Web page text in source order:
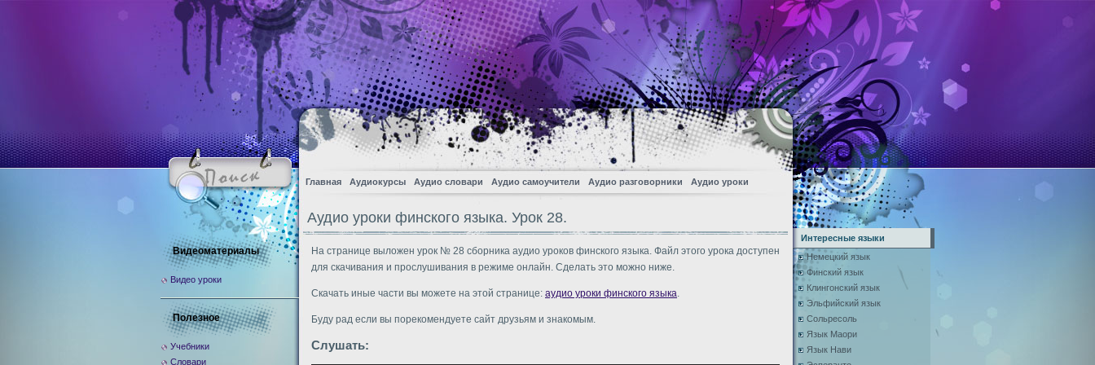
Главная Аудиокурсы Аудио словари Аудио самоучители Аудио разговорники Аудио уроки
Аудио уроки финского языка. Урок 28.
На странице выложен урок № 28 сборника аудио уроков финского языка. Файл этого урока доступен
для скачивания и прослушивания в режиме онлайн. Сделать это можно ниже.
Скачать иные части вы можете на этой странице: аудио уроки финского языка.
Буду рад если вы порекомендуете сайт друзьям и знакомым.
Слушать:
Видеоматериалы
Видео уроки
Полезное
Учебники
Словари
Интересные языки
Немецкий язык
Финский язык
Клингонский язык
Эльфийский язык
Сольресоль
Язык Маори
Язык Нави